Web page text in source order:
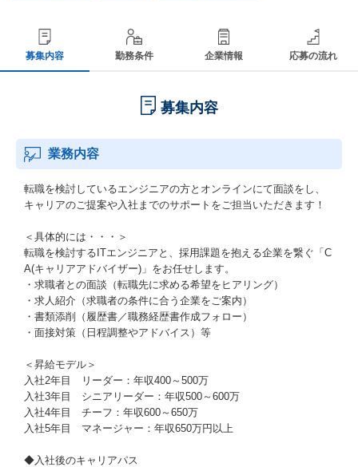
募集内容 勤務条件 企業情報 応募の流れ
募集内容
業務内容
転職を検討しているエンジニアの方とオンラインにて面談をし、
キャリアのご提案や入社までのサポートをご担当いただきます！
＜具体的には・・・＞
転職を検討するITエンジニアと、採用課題を抱える企業を繋ぐ「C
A(キャリアアドバイザー)」をお任せします。
・求職者との面談（転職先に求める希望をヒアリング）
・求人紹介（求職者の条件に合う企業をご案内）
・書類添削（履歴書／職務経歴書作成フォロー）
・面接対策（日程調整やアドバイス）等
＜昇給モデル＞
入社2年目 リーダー：年収400～500万
入社3年目 シニアリーダー：年収500～600万
入社4年目 チーフ：年収600～650万
入社5年目 マネージャー：年収650万円以上
◆入社後のキャリアパス